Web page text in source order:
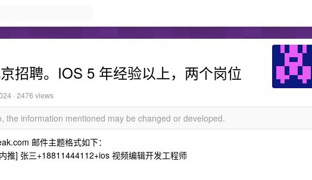
招聘。IOS 5 年经验以上，两个岗位
· 2476 views
the information mentioned may be changed or developed.
邮件主题格式如下：
推] 张三+18811444112+ios 视频编辑开发工程师